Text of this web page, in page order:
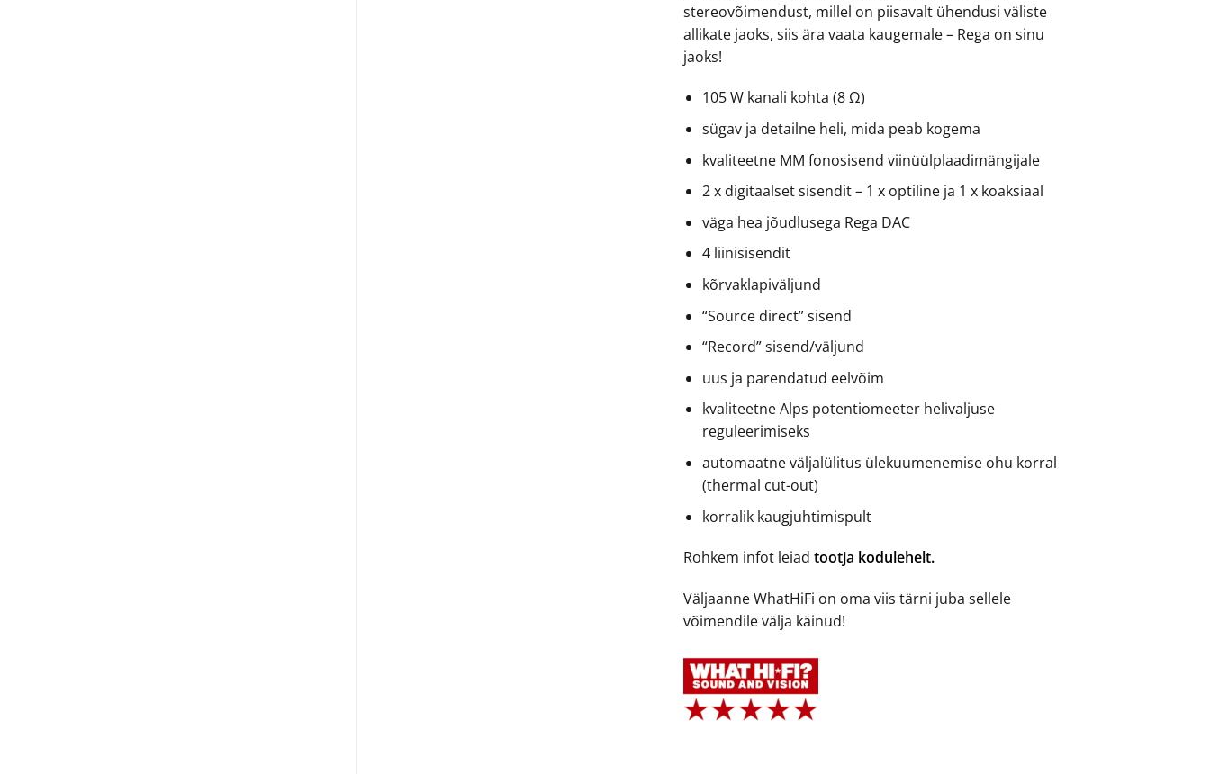
stereovõimendust, millel on piisavalt ühendusi väliste
allikate jaoks, siis ära vaata kaugemale – Rega on sinu
jaoks!
105 W kanali kohta (8 Ω)
sügav ja detailne heli, mida peab kogema
kvaliteetne MM fonosisend viinüülplaadimängijale
2 x digitaalset sisendit – 1 x optiline ja 1 x koaksiaal
väga hea jõudlusega Rega DAC
4 liinisisendit
kõrvaklapiväljund
“Source direct” sisend
“Record” sisend/väljund
uus ja parendatud eelvõim
kvaliteetne Alps potentiomeeter helivaljuse
reguleerimiseks
automaatne väljalülitus ülekuumenemise ohu korral
(thermal cut-out)
korralik kaugjuhtimispult
Rohkem infot leiadtootja kodulehelt.
Väljaanne WhatHiFi on oma viis tärni juba sellele
võimendile välja käinud!